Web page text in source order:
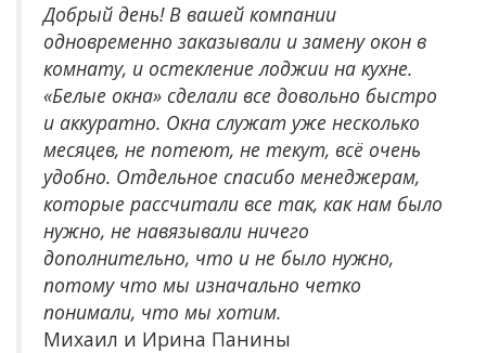
Добрый день! В вашей компании
одновременно заказывали и замену окон в
комнату, и остекление лоджии на кухне.
«Белые окна» сделали все довольно быстро
и аккуратно. Окна служат уже несколько
месяцев, не потеют, не текут, всё очень
удобно. Отдельное спасибо менеджерам,
которые рассчитали все так, как нам было
нужно, не навязывали ничего
дополнительно, что и не было нужно,
потому что мы изначально четко
понимали, что мы хотим.
Михаил и Ирина Панины